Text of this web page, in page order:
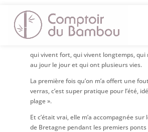
Je ne suis pas du genre à plier
affaires et à les laisser religieusement au
qui vivent fort, qui vivent longtemps, qui
au jour le jour et qui ont plusieurs vies.
La première fois qu’on m’a offert une
verras, c’est super pratique pour l’été,
plage ».
Et c’était vrai, elle m’a accompagnée sur
de Bretagne pendant les premiers ponts